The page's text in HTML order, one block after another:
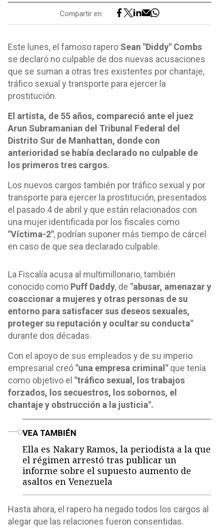
Compartir en:
Este lunes, el famoso rapero Sean "Diddy" Combs
se declaró no culpable de dos nuevas acusaciones
que se suman a otras tres existentes por chantaje,
tráfico sexual y transporte para ejercer la
prostitución.
El artista, de 55 años, compareció ante el juez
Arun Subramanian del Tribunal Federal del
Distrito Sur de Manhattan, donde con
anterioridad se había declarado no culpable de
los primeros tres cargos.
Los nuevos cargos también por tráfico sexual y por
transporte para ejercer la prostitución, presentados
el pasado 4 de abril y que están relacionados con
una mujer identificada por los fiscales como
"Víctima-2", podrían suponer más tiempo de cárcel
en caso de que sea declarado culpable.
La Fiscalía acusa al multimillonario, también
conocido como Puff Daddy, de "abusar, amenazar y
coaccionar a mujeres y otras personas de su
entorno para satisfacer sus deseos sexuales,
proteger su reputación y ocultar su conducta"
durante dos décadas.
Con el apoyo de sus empleados y de su imperio
empresarial creó "una empresa criminal" que tenía
como objetivo el "tráfico sexual, los trabajos
forzados, los secuestros, los sobornos, el
chantaje y obstrucción a la justicia".
VEA TAMBIÉN
Ella es Nakary Ramos, la periodista a la que
el régimen arrestó tras publicar un
informe sobre el supuesto aumento de
asaltos en Venezuela
Hasta ahora, el rapero ha negado todos los cargos al
alegar que las relaciones fueron consentidas.